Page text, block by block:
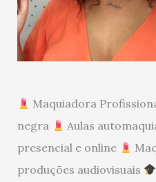
Maquiadora
negra
Aulas
presencial e online
produções audiovisuais